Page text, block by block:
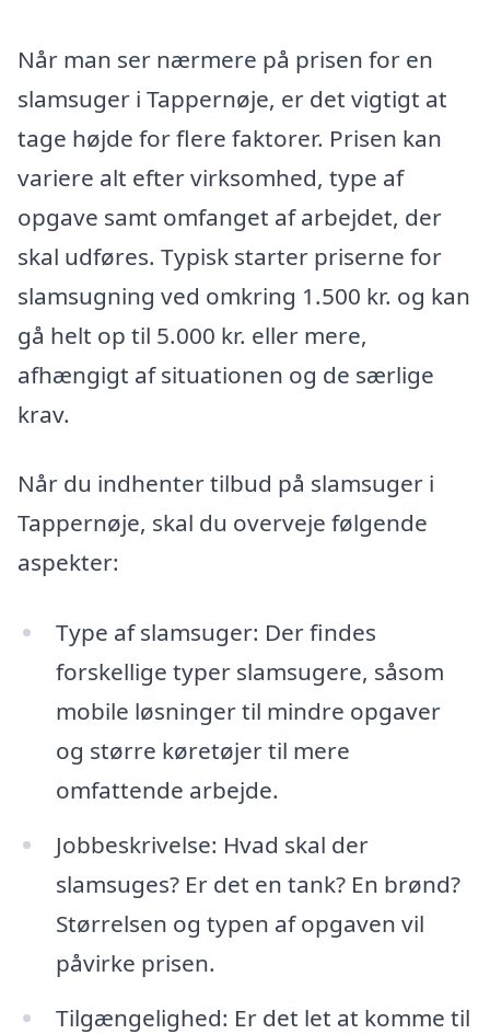
Når man ser nærmere på prisen for en
slamsuger i Tappernøje, er det vigtigt at
tage højde for flere faktorer. Prisen kan
variere alt efter virksomhed, type af
opgave samt omfanget af arbejdet, der
skal udføres. Typisk starter priserne for
slamsugning ved omkring 1.500 kr. og kan
gå helt op til 5.000 kr. eller mere,
afhængigt af situationen og de særlige
krav.
Når du indhenter tilbud på slamsuger i
Tappernøje, skal du overveje følgende
aspekter:
Type af slamsuger: Der findes
forskellige typer slamsugere, såsom
mobile løsninger til mindre opgaver
og større køretøjer til mere
omfattende arbejde.
Jobbeskrivelse: Hvad skal der
slamsuges? Er det en tank? En brønd?
Størrelsen og typen af opgaven vil
påvirke prisen.
Tilgængelighed: Er det let at komme til